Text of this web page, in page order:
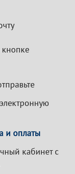
кнопке
и оплаты
кабинет с